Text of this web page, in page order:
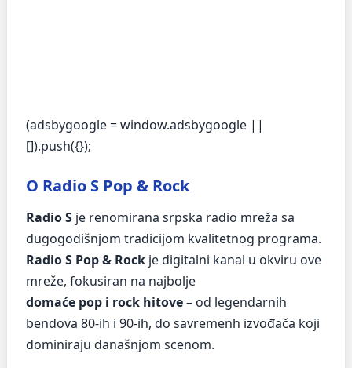
(adsbygoogle = window.adsbygoogle ||
[]).push({});
O Radio S Pop & Rock
Radio S je renomirana srpska radio mreža sa
dugogodišnjom tradicijom kvalitetnog programa.
Radio S Pop & Rock je digitalni kanal u okviru ove
mreže, fokusiran na najbolje
domaće pop i rock hitove– od legendarnih
bendova 80-ih i 90-ih, do savremenh izvođača koji
dominiraju današnjom scenom.